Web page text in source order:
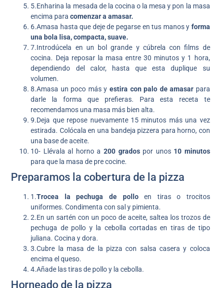
5.Enharina la mesada de la cocina o la mesa y pon la masa
encima paracomenzar a amasar.
6.Amasa hasta que deje de pegarse en tus manos y forma
una bola lisa, compacta, suave.
7.Introdúcela en un bol grande y cúbrela con films de
cocina. Deja reposar la masa entre 30 minutos y 1 hora,
dependiendo del calor, hasta que esta duplique su
volumen.
8.Amasa un poco más y estira con palo de amasar para
darle la forma que prefieras. Para esta receta te
recomendamos una masa más bien alta.
9.Deja que repose nuevamente 15 minutos más una vez
estirada. Colócala en una bandeja pizzera para horno, con
una base de aceite.
10- Llévala al horno a 200 gradospor unos 10 minutos
para que la masa de pre cocine.
Preparamos la cobertura de la pizza
1.Trocea la pechuga de polloen tiras o trocitos
uniformes. Condimenta con sal y pimienta.
2.En un sartén con un poco de aceite, saltea los trozos de
pechuga de pollo y la cebolla cortadas en tiras de tipo
juliana. Cocina y dora.
3.Cubre la masa de la pizza con salsa casera y coloca
encima el queso.
4.Añade las tiras de pollo y la cebolla.
Horneado de la pizza